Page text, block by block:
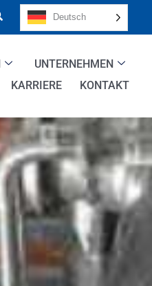
Deutsch
UNTERNEHMEN
KARRIERE KONTAKT